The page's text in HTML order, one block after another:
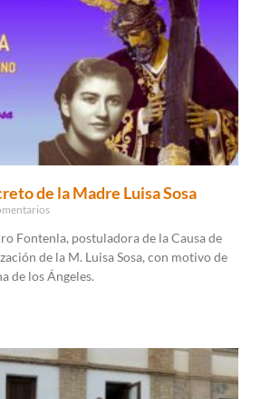
de la Madre Luisa Sosa
Fontenla, postuladora de la Causa de
de la M. Luisa Sosa, con motivo de
de los Ángeles.